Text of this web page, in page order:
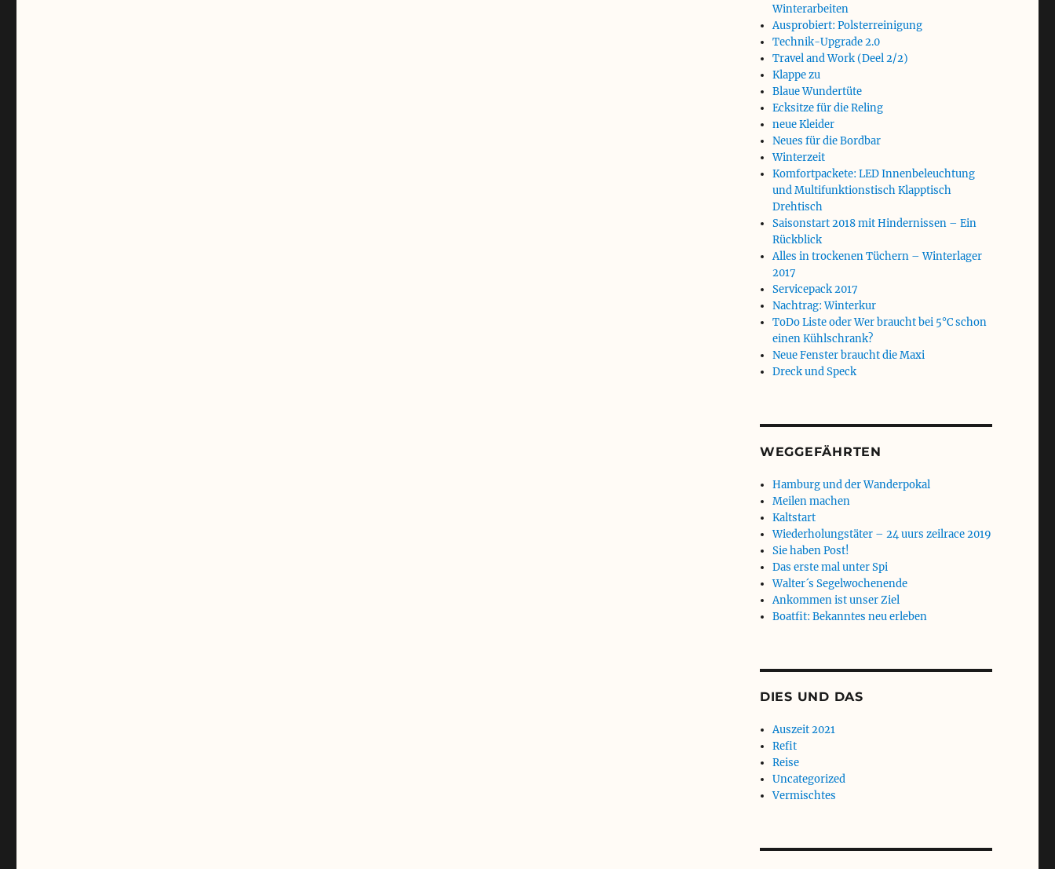
Winterarbeiten
Ausprobiert: Polsterreinigung
Technik-Upgrade 2.0
Travel and Work (Deel 2/2)
Klappe zu
Blaue Wundertüte
Ecksitze für die Reling
neue Kleider
Neues für die Bordbar
Winterzeit
Komfortpackete: LED Innenbeleuchtung
und Multifunktionstisch Klapptisch
Drehtisch
Saisonstart 2018 mit Hindernissen – Ein
Rückblick
Alles in trockenen Tüchern – Winterlager
2017
Servicepack 2017
Nachtrag: Winterkur
ToDo Liste oder Wer braucht bei 5°C schon
einen Kühlschrank?
Neue Fenster braucht die Maxi
Dreck und Speck
WEGGEFÄHRTEN
Hamburg und der Wanderpokal
Meilen machen
Kaltstart
Wiederholungstäter – 24 uurs zeilrace 2019
Sie haben Post!
Das erste mal unter Spi
Walter´s Segelwochenende
Ankommen ist unser Ziel
Boatfit: Bekanntes neu erleben
DIES UND DAS
Auszeit 2021
Refit
Reise
Uncategorized
Vermischtes